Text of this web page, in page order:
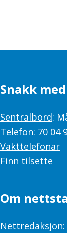
Snakk
Sentralbord:
Telefon: 70 04
Vakttelefonar
Finn tilsette
Om
Nettredaksjon: